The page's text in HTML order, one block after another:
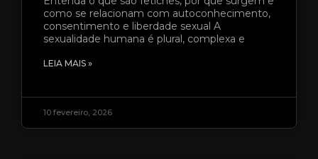
como se relacionam com autoconhecimento,
consentimento e liberdade sexual A
sexualidade humana é plural, complexa e
LEIA MAIS »
10 fevereiro, 2026